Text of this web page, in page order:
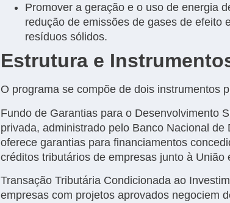
Promover a geração e o uso de energia
redução de emissões de gases de efeito
resíduos sólidos.
Estrutura e
O programa se compõe de dois instrumentos
Fundo de Garantias para o Desenvolvimento
privada, administrado pelo Banco Nacional
oferece garantias para financiamentos
créditos tributários de empresas junto à
Transação Tributária Condicionada ao
empresas com projetos aprovados negociem